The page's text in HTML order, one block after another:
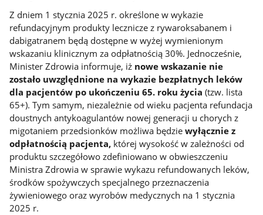
Z dniem 1 stycznia 2025 r. określone w wykazie
refundacyjnym produkty lecznicze z rywaroksabanem i
dabigatranem będą dostępne w wyżej wymienionym
wskazaniu klinicznym za odpłatnością 30%. Jednocześnie,
Minister Zdrowia informuje, iż nowe wskazanie nie
zostało uwzględnione na wykazie bezpłatnych leków
dla pacjentów po ukończeniu 65. roku życia (tzw. lista
65+). Tym samym, niezależnie od wieku pacjenta refundacja
doustnych antykoagulantów nowej generacji u chorych z
migotaniem przedsionków możliwa będzie wyłącznie z
odpłatnością pacjenta, której wysokość w zależności od
produktu szczegółowo zdefiniowano w obwieszczeniu
Ministra Zdrowia w sprawie wykazu refundowanych leków,
środków spożywczych specjalnego przeznaczenia
żywieniowego oraz wyrobów medycznych na 1 stycznia
2025 r.